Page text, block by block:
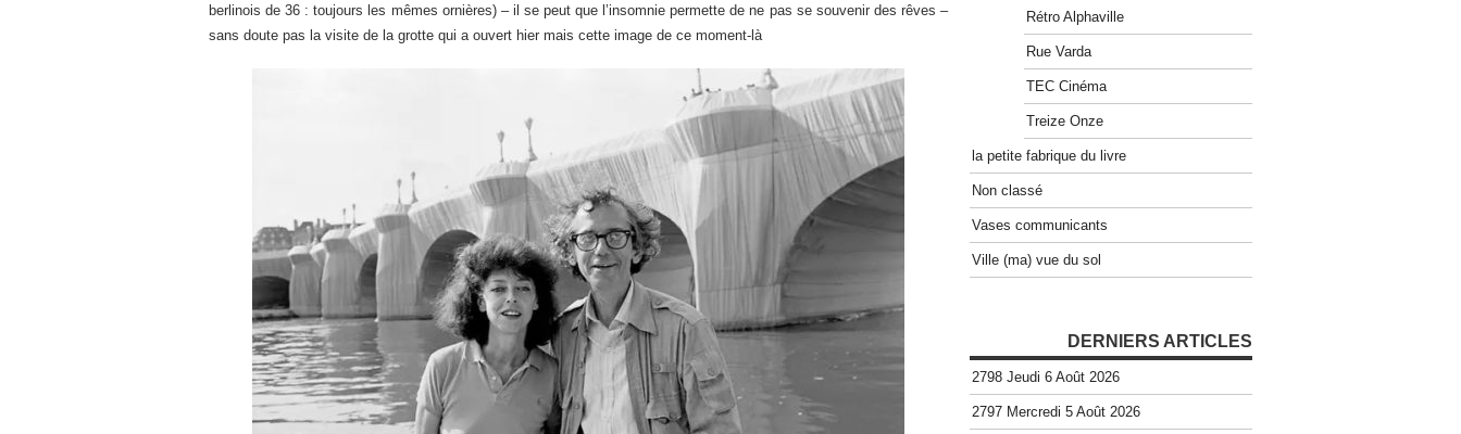
berlinois de 36 : toujours les mêmes ornières) – il se peut que l’insomnie permette de ne pas se souvenir des rêves –
sans doute pas la visite de la grotte qui a ouvert hier mais cette image de ce moment-là
Rétro Alphaville
Rue Varda
TEC Cinéma
Treize Onze
la petite fabrique du livre
Non classé
Vases communicants
Ville (ma) vue du sol
DERNIERS ARTICLES
2798 Jeudi 6 Août 2026
2797 Mercredi 5 Août 2026